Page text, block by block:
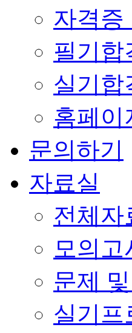
자격증
필기합
실기합
홈페이
문의하기
자료실
전체자
모의고
문제
실기프